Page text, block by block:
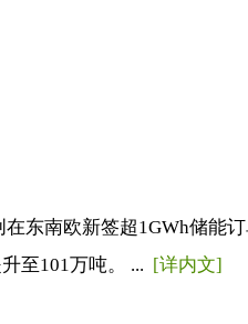
东南欧新签超1GWh储能
至101万吨。 ... [详内文]